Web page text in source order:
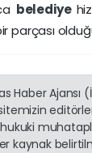
belediye
parçası
Haber
kaynak